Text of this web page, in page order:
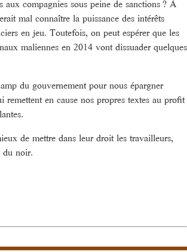
aux compagnies sous peine de sanctions ? À
mal connaître la puissance des intérêts
en jeu. Toutefois, on peut espérer que les
maliennes en 2014 vont dissuader quelques
du gouvernement pour nous épargner
remettent en cause nos propres textes au profit
de mettre dans leur droit les travailleurs,
noir.